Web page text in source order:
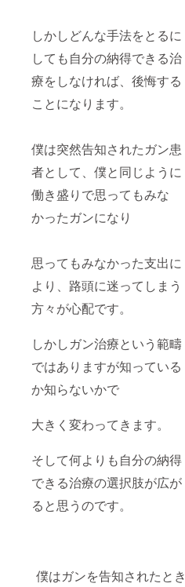
しかしどんな手法をとるに
しても自分の納得できる治
療をしなければ、後悔する
ことになります。
僕は突然告知されたガン患
者として、僕と同じように
働き盛りで思ってもみな
かったガンになり
思ってもみなかった支出に
より、路頭に迷ってしまう
方々が心配です。
しかしガン治療という範疇
ではありますが知っている
か知らないかで
大きく変わってきます。
そして何よりも自分の納得
できる治療の選択肢が広が
ると思うのです。
僕はガンを告知されたとき